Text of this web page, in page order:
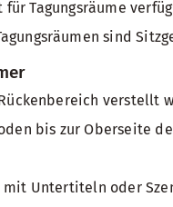
Tagungsräume
sind
verstellt
bis zur Oberseite
Untertiteln oder